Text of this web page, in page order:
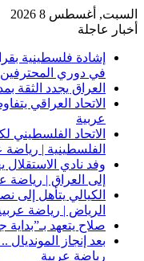
السبت, أغسطس 8 2026
أخبار عاجلة
إشادة فلسطينية
في دوري المحترفين
العراق يجدد الثقة بمدربه حتى
الاتحاد العراقي
عربية
الاتحاد الفلسطيني
الفلسطينية | رياضة
وفد نادي الاستقلال
إلى العراق | رياضة
الرياض | رياضة
صلاح يتعهد
بعد إنجاز
رياضة عربية